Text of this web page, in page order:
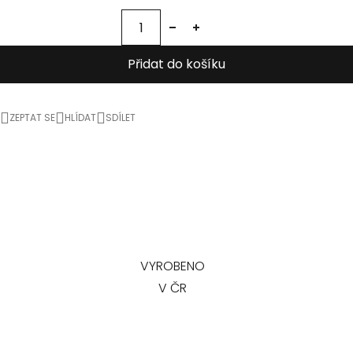
Přidat do košíku
ZEPTAT SE HLÍDAT SDÍLET
VYROBENO
V ČR